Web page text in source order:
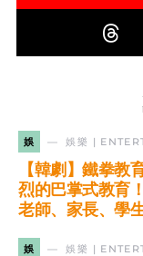
娛 娛樂 |
【韓劇】鐵拳
烈的巴掌式教育
老師、家長、學
娛 娛樂 |